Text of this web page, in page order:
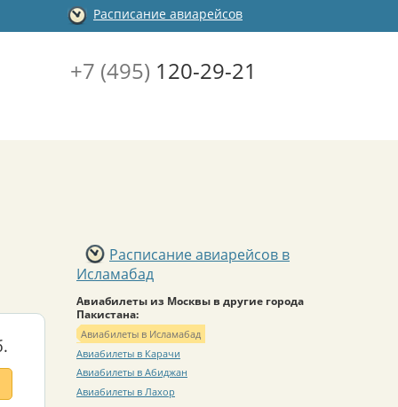
Расписание авиарейсов
+7 (495) 120-29-21
Расписание авиарейсов в
Исламабад
Авиабилеты из Москвы в другие города
Пакистана:
Авиабилеты в Исламабад
Авиабилеты в Карачи
Авиабилеты в Абиджан
Авиабилеты в Лахор